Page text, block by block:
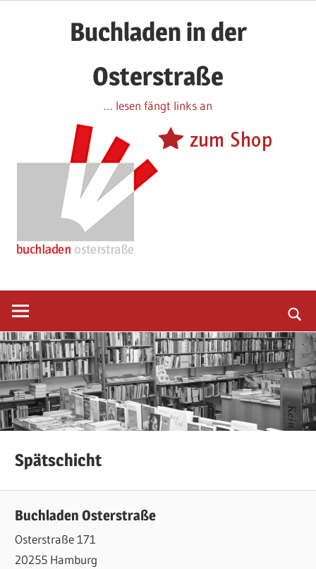
Buchladen in der
Osterstraße
… lesen fängt links an
Spätschicht
Buchladen Osterstraße
Osterstraße 171
20255 Hamburg